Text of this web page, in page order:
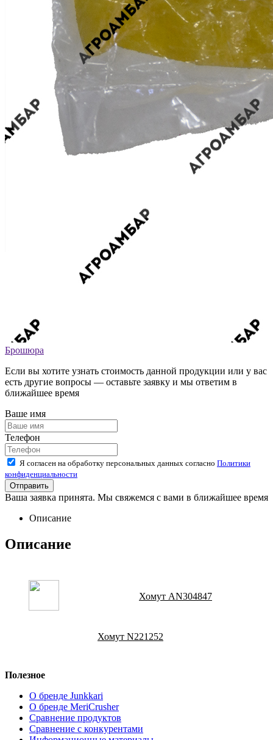
Брошюра
Если вы хотите узнать стоимость данной продукции или у вас
есть другие вопросы — оставьте заявку и мы ответим в
ближайшее время
Ваше имя
Телефон
Я согласен на обработку персональных данных согласно Политики
конфиденциальности
Ваша заявка принята. Мы свяжемся с вами в ближайшее время
Описание
Описание
Хомут AN304847
Хомут N221252
Полезное
О бренде Junkkari
О бренде MeriCrusher
Сравнение продуктов
Сравнение с конкурентами